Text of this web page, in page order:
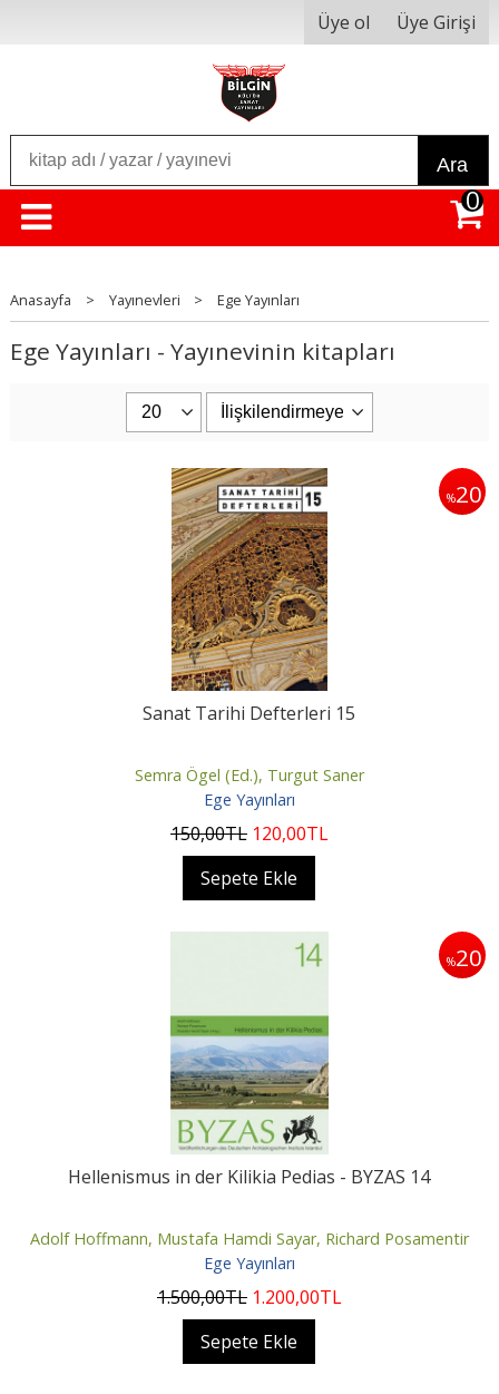
Üye ol Üye Girişi
Ara
0
Anasayfa > Yayınevleri > Ege Yayınları
Ege Yayınları - Yayınevinin kitapları
%20
Sanat Tarihi Defterleri 15
Semra Ögel (Ed.), Turgut Saner
Ege Yayınları
150,00TL 120,00TL
Sepete Ekle
%20
Hellenismus in der Kilikia Pedias - BYZAS 14
Adolf Hoffmann, Mustafa Hamdi Sayar, Richard Posamentir
Ege Yayınları
1.500,00TL 1.200,00TL
Sepete Ekle